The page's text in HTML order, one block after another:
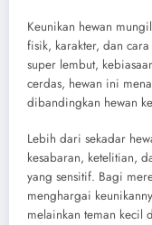
Keunikan hewan
fisik, karakter, dan
super lembut,
cerdas, hewan ini
dibandingkan hewan
Lebih dari sekadar
kesabaran, ketelitian,
yang sensitif. Bagi
menghargai
melainkan teman kecil